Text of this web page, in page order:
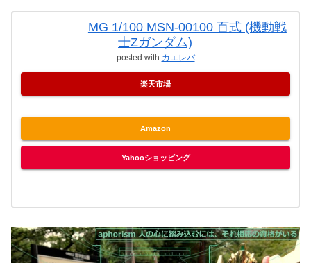
MG 1/100 MSN-00100 百式 (機動戦
士Zガンダム)
posted with カエレバ
楽天市場
Amazon
Yahooショッピング